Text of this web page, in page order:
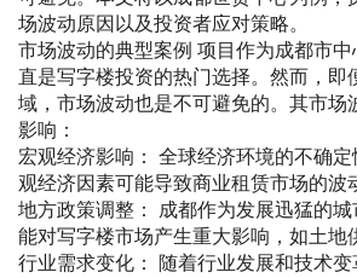
场波动原因以及投资者应对策略。
市场波动的典型案例 项目作为成都市
直是写字楼投资的热门选择。然而，即
域，市场波动也是不可避免的。其市场
影响：
宏观经济影响： 全球经济环境的不确
观经济因素可能导致商业租赁市场的波
地方政策调整： 成都作为发展迅猛的
能对写字楼市场产生重大影响，如土地
行业需求变化： 随着行业发展和技术